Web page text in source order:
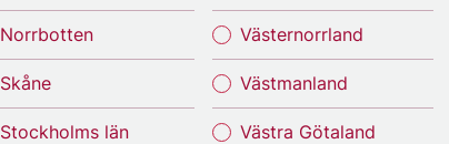
Norrbotten
Skåne
Stockholms län
Västernorrland
Västmanland
Västra Götaland